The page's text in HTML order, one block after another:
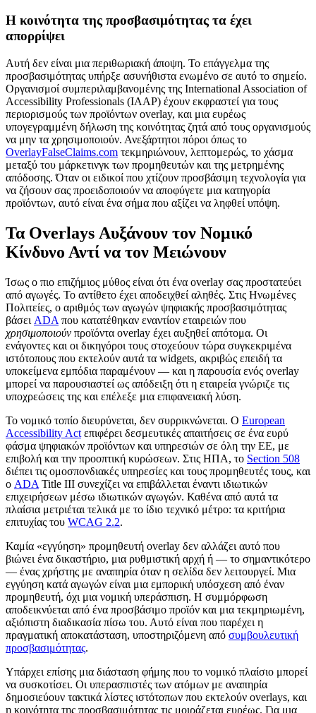
Η κοινότητα της προσβασιμότητας τα έχει
απορρίψει
Αυτή δεν είναι μια περιθωριακή άποψη. Το επάγγελμα της
προσβασιμότητας υπήρξε ασυνήθιστα ενωμένο σε αυτό το σημείο.
Οργανισμοί συμπεριλαμβανομένης της International Association of
Accessibility Professionals (IAAP) έχουν εκφραστεί για τους
περιορισμούς των προϊόντων overlay, και μια ευρέως
υπογεγραμμένη δήλωση της κοινότητας ζητά από τους οργανισμούς
να μην τα χρησιμοποιούν. Ανεξάρτητοι πόροι όπως το
OverlayFalseClaims.com τεκμηριώνουν, λεπτομερώς, το χάσμα
μεταξύ του μάρκετινγκ των προμηθευτών και της μετρημένης
απόδοσης. Όταν οι ειδικοί που χτίζουν προσβάσιμη τεχνολογία για
να ζήσουν σας προειδοποιούν να αποφύγετε μια κατηγορία
προϊόντων, αυτό είναι ένα σήμα που αξίζει να ληφθεί υπόψη.
Τα Overlays Αυξάνουν τον Νομικό
Κίνδυνο Αντί να τον Μειώνουν
Ίσως ο πιο επιζήμιος μύθος είναι ότι ένα overlay σας προστατεύει
από αγωγές. Το αντίθετο έχει αποδειχθεί αληθές. Στις Ηνωμένες
Πολιτείες, ο αριθμός των αγωγών ψηφιακής προσβασιμότητας
βάσει ADA που κατατέθηκαν εναντίον εταιρειών που
χρησιμοποιούν προϊόντα overlay έχει αυξηθεί απότομα. Οι
ενάγοντες και οι δικηγόροι τους στοχεύουν τώρα συγκεκριμένα
ιστότοπους που εκτελούν αυτά τα widgets, ακριβώς επειδή τα
υποκείμενα εμπόδια παραμένουν — και η παρουσία ενός overlay
μπορεί να παρουσιαστεί ως απόδειξη ότι η εταιρεία γνώριζε τις
υποχρεώσεις της και επέλεξε μια επιφανειακή λύση.
Το νομικό τοπίο διευρύνεται, δεν συρρικνώνεται. Ο European
Accessibility Act επιφέρει δεσμευτικές απαιτήσεις σε ένα ευρύ
φάσμα ψηφιακών προϊόντων και υπηρεσιών σε όλη την ΕΕ, με
επιβολή και την προοπτική κυρώσεων. Στις ΗΠΑ, το Section 508
διέπει τις ομοσπονδιακές υπηρεσίες και τους προμηθευτές τους, και
ο ADA Title III συνεχίζει να επιβάλλεται έναντι ιδιωτικών
επιχειρήσεων μέσω ιδιωτικών αγωγών. Καθένα από αυτά τα
πλαίσια μετριέται τελικά με το ίδιο τεχνικό μέτρο: τα κριτήρια
επιτυχίας του WCAG 2.2.
Καμία «εγγύηση» προμηθευτή overlay δεν αλλάζει αυτό που
βιώνει ένα δικαστήριο, μια ρυθμιστική αρχή ή — το σημαντικότερο
— ένας χρήστης με αναπηρία όταν η σελίδα δεν λειτουργεί. Μια
εγγύηση κατά αγωγών είναι μια εμπορική υπόσχεση από έναν
προμηθευτή, όχι μια νομική υπεράσπιση. Η συμμόρφωση
αποδεικνύεται από ένα προσβάσιμο προϊόν και μια τεκμηριωμένη,
αξιόπιστη διαδικασία πίσω του. Αυτό είναι που παρέχει η
πραγματική αποκατάσταση, υποστηριζόμενη από συμβουλευτική
προσβασιμότητας.
Υπάρχει επίσης μια διάσταση φήμης που το νομικό πλαίσιο μπορεί
να συσκοτίσει. Οι υπερασπιστές των ατόμων με αναπηρία
δημοσιεύουν τακτικά λίστες ιστότοπων που εκτελούν overlays, και
η κοινότητα της προσβασιμότητας τις μοιράζεται ευρέως. Για μια